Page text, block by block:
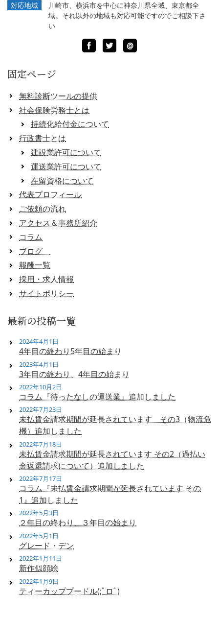
対応地域
川崎市、横浜市を中心に神奈川県全域、東京都全
域。それ以外の地域も対応可能ですのでご相談下さ
い
Facebook
Twitter
LINE
@
固定ページ
無料診断ツールの提供
社会保険労務士とは
持続化給付金について
行政書士とは
建設業許可について
運送業許可について
在留資格について
代表プロフィール
ご依頼の流れ
アクセス＆事務所紹介
コラム
ブログ
報酬一覧
採用・求人情報
サイトポリシー
最新の投稿一覧
4年目の終わり5年目の始まり
2024年4月1日
3年目の終わり、4年目の始まり
2023年4月1日
コラム『待ったなしの運送業』追加しました
2022年10月2日
未払賃金請求期間が延長されています その3（物流危
機）追加しました
2022年7月23日
未払賃金請求期間が延長されています その2（過払い
金返還請求について）追加しました
2022年7月18日
コラム『未払賃金請求期間が延長されています その
1』追加しました
2022年7月17日
２年目の終わり、３年目の始まり
2022年5月3日
グレード・デン
2022年5月1日
新作似顔絵
2022年1月11日
ティーカッププードル(;ﾟロﾟ)
2022年1月9日